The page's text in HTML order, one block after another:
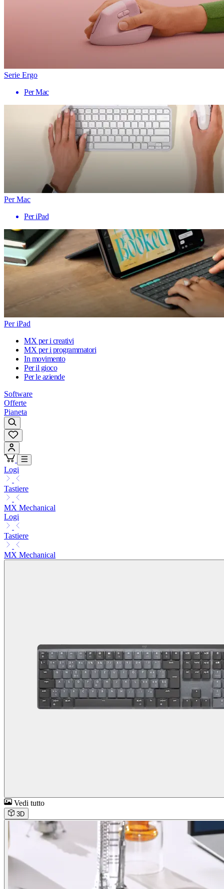
Serie Ergo
Per Mac
Per Mac
Per iPad
Per iPad
MX per i creativi
MX per i programmatori
In movimento
Per il gioco
Per le aziende
Software
Offerte
Pianeta
Logi
Tastiere
MX Mechanical
Logi
Tastiere
MX Mechanical
Vedi tutto
3D